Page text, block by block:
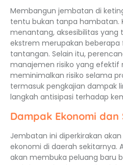
Membangun jembatan di
tentu bukan tanpa hambatan.
menantang, aksesibilitas yang
ekstrem merupakan
tantangan. Selain itu,
manajemen risiko yang efektif
meminimalkan risiko selama
termasuk pengkajian dampak
langkah antisipasi terhadap
Dampak Ekonomi dan
Jembatan ini diperkirakan
ekonomi di daerah sekitarnya.
akan membuka peluang baru